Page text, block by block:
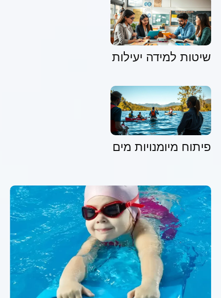
שיטות למידה יעילות
פיתוח מיומנויות מים